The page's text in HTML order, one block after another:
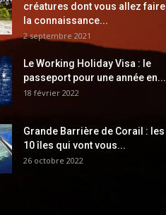
créatures dont vous allez faire
la connaissance...
2 septembre 2021
Le Working Holiday Visa : le
passeport pour une année en...
18 février 2022
Grande Barrière de Corail : les
10 îles qui vont vous...
26 octobre 2022